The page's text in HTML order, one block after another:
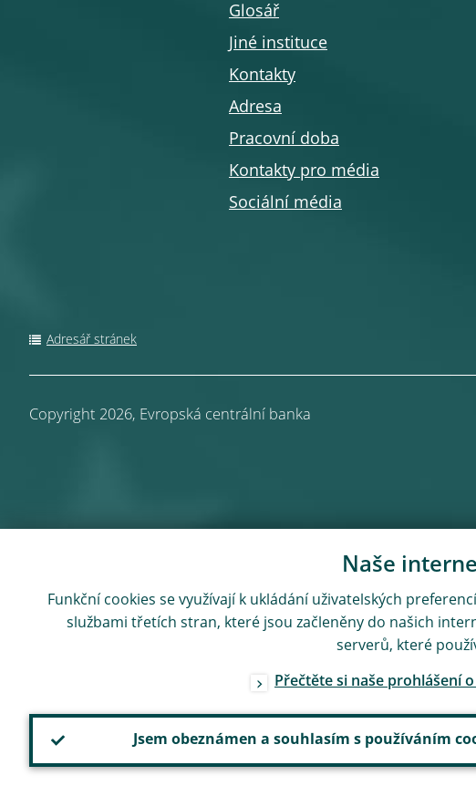
Glosář
Jiné instituce
Kontakty
Adresa
Pracovní doba
Kontakty pro média
Sociální média
Adresář stránek
Copyright 2026, Evropská centrální banka
Naše
Funkční cookies se využívají k ukládání uživatelských
službami třetích stran, které jsou začleněny do našich
serverů, které
Přečtěte si naše prohlášení
Jsem obeznámen a souhlasím s používáním